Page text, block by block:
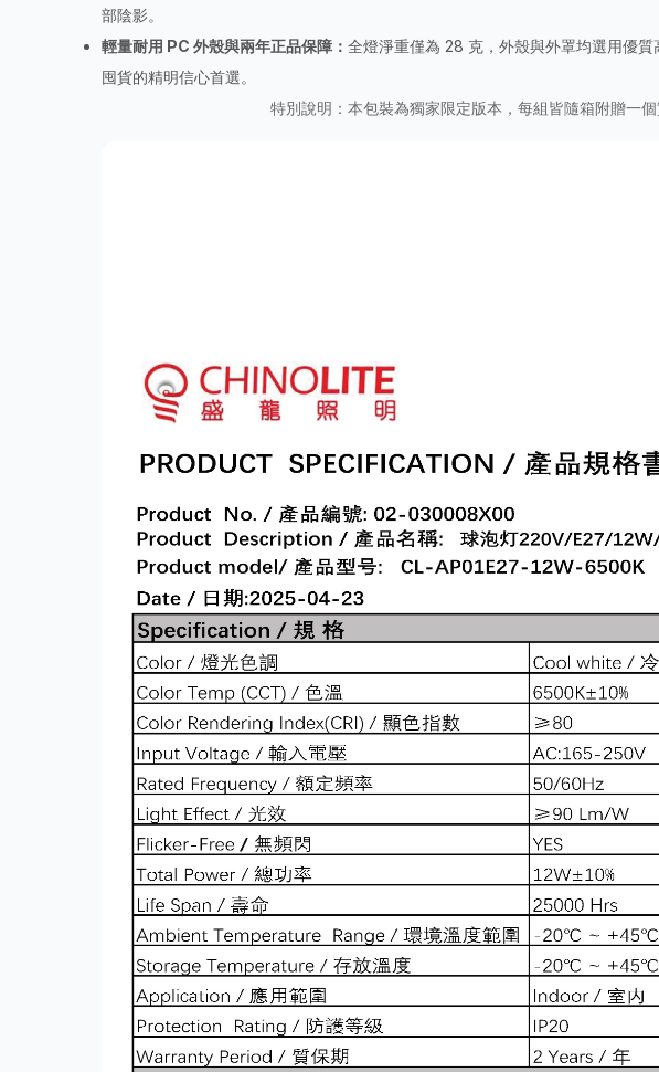
部陰影。
輕量耐用 PC 外殼與兩年正品保障： 全燈淨重僅為 28 克，外殼與外罩均選用優
囤貨的精明信心首選。
特別說明：本包裝為獨家限定版本，每組皆隨箱附贈一